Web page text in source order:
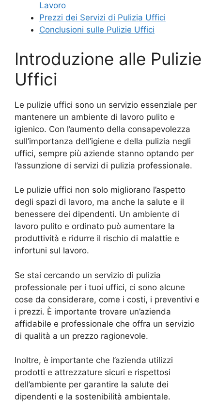
Lavoro
Prezzi dei Servizi di Pulizia Uffici
Conclusioni sulle Pulizie Uffici
Introduzione alle Pulizie
Uffici
Le pulizie uffici sono un servizio essenziale per
mantenere un ambiente di lavoro pulito e
igienico. Con l’aumento della consapevolezza
sull’importanza dell’igiene e della pulizia negli
uffici, sempre più aziende stanno optando per
l’assunzione di servizi di pulizia professionale.
Le pulizie uffici non solo migliorano l’aspetto
degli spazi di lavoro, ma anche la salute e il
benessere dei dipendenti. Un ambiente di
lavoro pulito e ordinato può aumentare la
produttività e ridurre il rischio di malattie e
infortuni sul lavoro.
Se stai cercando un servizio di pulizia
professionale per i tuoi uffici, ci sono alcune
cose da considerare, come i costi, i preventivi e
i prezzi. È importante trovare un’azienda
affidabile e professionale che offra un servizio
di qualità a un prezzo ragionevole.
Inoltre, è importante che l’azienda utilizzi
prodotti e attrezzature sicuri e rispettosi
dell’ambiente per garantire la salute dei
dipendenti e la sostenibilità ambientale.